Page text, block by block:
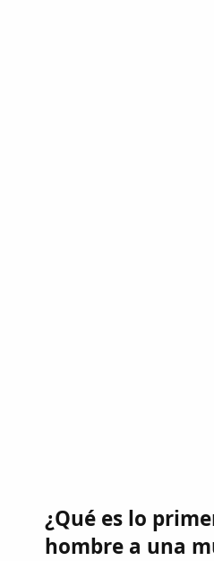
¿Qué es lo
hombre a una